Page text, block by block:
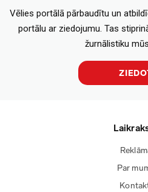
Vēlies portālā pārbaudītu un
portālu ar ziedojumu. Tas
žurnālistiku
Par